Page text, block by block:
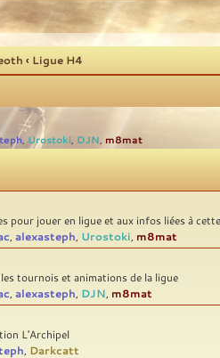
‹ Ligue H4
,Urostoki, DJN, m8mat
pour jouer en ligue et aux infos liées à
alexasteph Urostoki m8mat
tournois et animations de la ligue
alexasteph DJN m8mat
L'Archipel
Darkcatt